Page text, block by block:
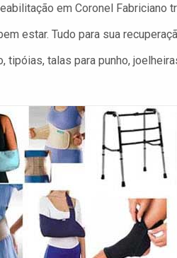
em Coronel Fabriciano
estar. Tudo para sua
tipóias, talas para punho,